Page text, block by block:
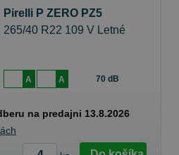
Pirelli P ZERO PZ5
265/40 R22 109 V Letné
A A 70 dB
na predajni 13.8.2026